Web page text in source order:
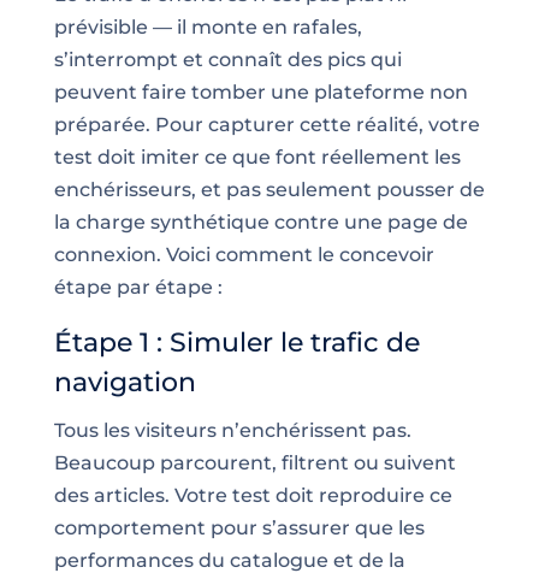
prévisible — il monte en rafales,
s’interrompt et connaît des pics qui
peuvent faire tomber une plateforme non
préparée. Pour capturer cette réalité, votre
test doit imiter ce que font réellement les
enchérisseurs, et pas seulement pousser de
la charge synthétique contre une page de
connexion. Voici comment le concevoir
étape par étape :
Étape 1 : Simuler le trafic de
navigation
Tous les visiteurs n’enchérissent pas.
Beaucoup parcourent, filtrent ou suivent
des articles. Votre test doit reproduire ce
comportement pour s’assurer que les
performances du catalogue et de la